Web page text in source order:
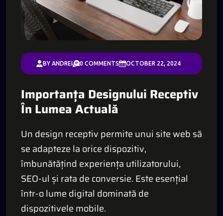
BY ANDREI 0 COMMENTS OCTOBER 22, 2024
Importanța Designului Receptiv
În Lumea Actuală
Un design receptiv permite unui site web să
se adapteze la orice dispozitiv,
îmbunătățind experiența utilizatorului,
SEO-ul și rata de conversie. Este esențial
într-o lume digital dominată de
dispozitivele mobile.